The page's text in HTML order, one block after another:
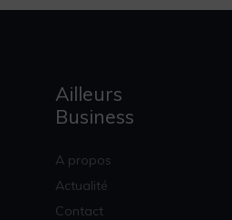
Ailleurs
Business
A propos
Actualité
Contact